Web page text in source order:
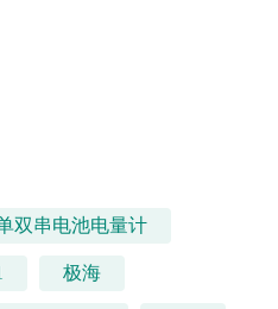
双串电池电量计
极海